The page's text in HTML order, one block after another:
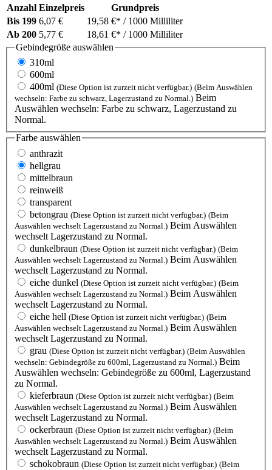
Anzahl Einzelpreis
Grundpreis
Bis 199 6,07 € 19,58 €* / 1000 Milliliter
Ab 200 5,77 € 18,61 €* / 1000 Milliliter
Gebindegröße auswählen
310ml
600ml
400ml (Diese Option ist zurzeit nicht verfügbar.) (Beim Auswählen
wechseln: Farbe zu schwarz, Lagerzustand zu Normal.) Beim
Auswählen wechseln: Farbe zu schwarz, Lagerzustand zu
Normal.
Farbe auswählen
anthrazit
hellgrau
mittelbraun
reinweiß
transparent
betongrau (Diese Option ist zurzeit nicht verfügbar.) (Beim
Auswählen wechselt Lagerzustand zu Normal.) Beim Auswählen
wechselt Lagerzustand zu Normal.
dunkelbraun (Diese Option ist zurzeit nicht verfügbar.) (Beim
Auswählen wechselt Lagerzustand zu Normal.) Beim Auswählen
wechselt Lagerzustand zu Normal.
eiche dunkel (Diese Option ist zurzeit nicht verfügbar.) (Beim
Auswählen wechselt Lagerzustand zu Normal.) Beim Auswählen
wechselt Lagerzustand zu Normal.
eiche hell (Diese Option ist zurzeit nicht verfügbar.) (Beim
Auswählen wechselt Lagerzustand zu Normal.) Beim Auswählen
wechselt Lagerzustand zu Normal.
grau (Diese Option ist zurzeit nicht verfügbar.) (Beim Auswählen
wechseln: Gebindegröße zu 600ml, Lagerzustand zu Normal.) Beim
Auswählen wechseln: Gebindegröße zu 600ml, Lagerzustand
zu Normal.
kieferbraun (Diese Option ist zurzeit nicht verfügbar.) (Beim
Auswählen wechselt Lagerzustand zu Normal.) Beim Auswählen
wechselt Lagerzustand zu Normal.
ockerbraun (Diese Option ist zurzeit nicht verfügbar.) (Beim
Auswählen wechselt Lagerzustand zu Normal.) Beim Auswählen
wechselt Lagerzustand zu Normal.
schokobraun (Diese Option ist zurzeit nicht verfügbar.) (Beim